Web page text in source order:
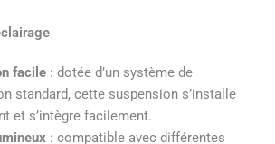
facile: dotée d’un système de
standard, cette suspension s’installe
et s’intègre facilement.
: compatible avec différentes